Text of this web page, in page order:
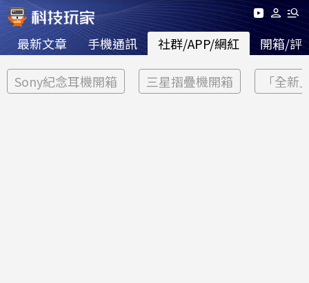
最新文章 手機通訊 社群/APP/網紅 開箱/評
Sony紀念耳機開箱 三星摺疊機開箱 「全新